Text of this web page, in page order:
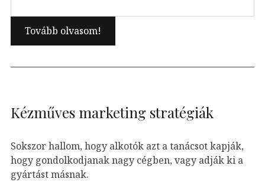
Kézműves marketing stratégiák
Sokszor hallom, hogy alkotók azt a tanácsot kapják,
hogy gondolkodjanak nagy cégben, vagy adják ki a
gyártást másnak.